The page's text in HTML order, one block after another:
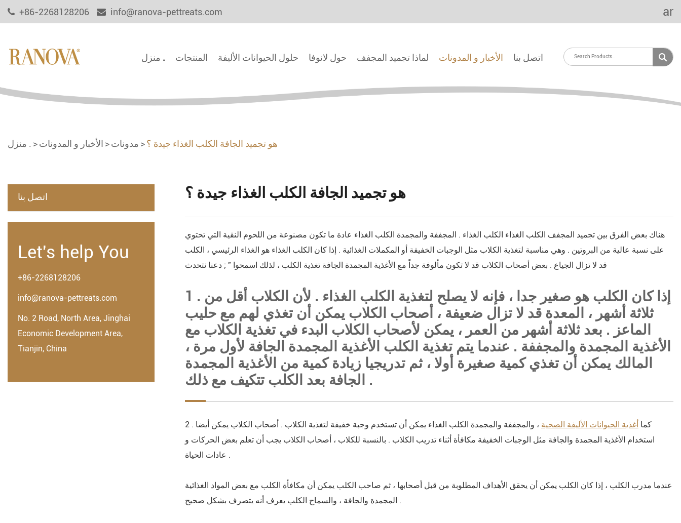
+86-2268128206 info@ranova-pettreats.com ar
منزل . المنتجات حلول الحيوانات الأليفة حول لانوفا لماذا تجميد المجفف الأخبار و المدونات اتصل بنا
منزل . الأخبار و المدونات مدونات هو تجميد الجافة الكلب الغذاء جيدة ؟
اتصل بنا
Let's help You
+86-2268128206
info@ranova-pettreats.com
No. 2 Road, North Area, Jinghai
Economic Development Area,
Tianjin, China
هو تجميد الجافة الكلب الغذاء جيدة ؟
هناك بعض الفرق بين تجميد المجفف الكلب الغذاء الكلب الغذاء . المجففة والمجمدة الكلب الغذاء عادة ما تكون مصنوعة من اللحوم النقية التي تحتوي
على نسبة عالية من البروتين . وهي مناسبة لتغذية الكلاب مثل الوجبات الخفيفة أو المكملات الغذائية . إذا كان الكلب الغذاء هو الغذاء الرئيسي ، الكلب
قد لا تزال الجياع . بعض أصحاب الكلاب قد لا تكون مألوفة جداً مع الأغذية المجمدة الجافة تغذية الكلب ، لذلك اسمحوا " ; دعنا نتحدث
1 . إذا كان الكلب هو صغير جدا ، فإنه لا يصلح لتغذية الكلب الغذاء . لأن الكلاب أقل من
ثلاثة أشهر ، المعدة قد لا تزال ضعيفة ، أصحاب الكلاب يمكن أن تغذي لهم مع حليب
الماعز . بعد ثلاثة أشهر من العمر ، يمكن لأصحاب الكلاب البدء في تغذية الكلاب مع
الأغذية المجمدة والمجففة . عندما يتم تغذية الكلب الأغذية المجمدة الجافة لأول مرة ،
المالك يمكن أن تغذي كمية صغيرة أولا ، ثم تدريجيا زيادة كمية من الأغذية المجمدة
الجافة بعد الكلب تتكيف مع ذلك .
2 . كما أغذية الحيوانات الأليفة الصحية ، والمجففة والمجمدة الكلب الغذاء يمكن أن تستخدم وجبة خفيفة لتغذية الكلاب . أصحاب الكلاب يمكن أيضا
استخدام الأغذية المجمدة والجافة مثل الوجبات الخفيفة مكافأة أثناء تدريب الكلاب . بالنسبة للكلاب ، أصحاب الكلاب يجب أن تعلم بعض الحركات و
عادات الحياة .
عندما مدرب الكلب ، إذا كان الكلب يمكن أن يحقق الأهداف المطلوبة من قبل أصحابها ، ثم صاحب الكلب يمكن أن مكافأة الكلب مع بعض المواد الغذائية
المجمدة والجافة ، والسماح الكلب يعرف أنه يتصرف بشكل صحيح .